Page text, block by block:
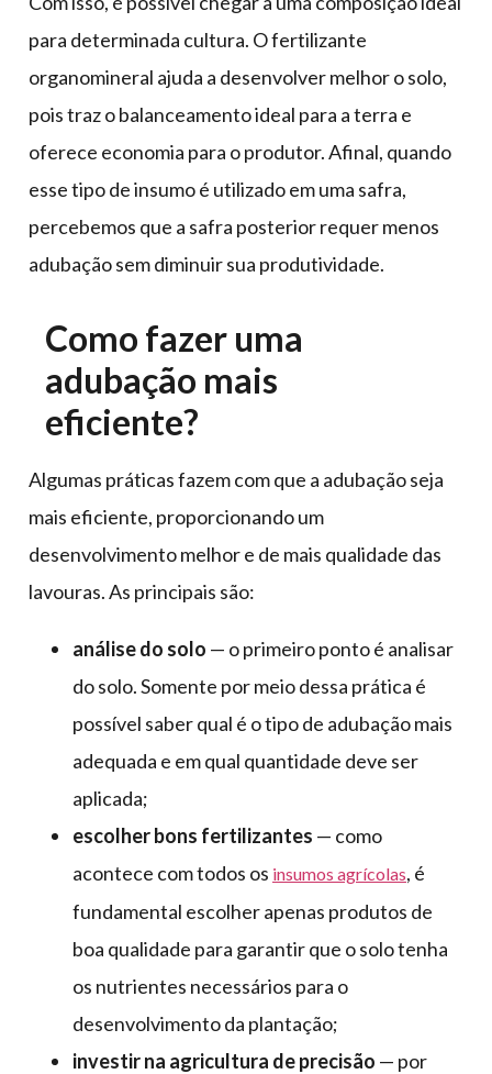
para determinada cultura. O fertilizante
organomineral ajuda a desenvolver melhor o solo,
pois traz o balanceamento ideal para a terra e
oferece economia para o produtor. Afinal, quando
esse tipo de insumo é utilizado em uma safra,
percebemos que a safra posterior requer menos
adubação sem diminuir sua produtividade.
Como fazer uma
adubação mais
eficiente?
Algumas práticas fazem com que a adubação seja
mais eficiente, proporcionando um
desenvolvimento melhor e de mais qualidade das
lavouras. As principais são:
análise do solo — o primeiro ponto é analisar
do solo. Somente por meio dessa prática é
possível saber qual é o tipo de adubação mais
adequada e em qual quantidade deve ser
aplicada;
escolher bons fertilizantes — como
acontece com todos os insumos agrícolas, é
fundamental escolher apenas produtos de
boa qualidade para garantir que o solo tenha
os nutrientes necessários para o
desenvolvimento da plantação;
investir na agricultura de precisão — por